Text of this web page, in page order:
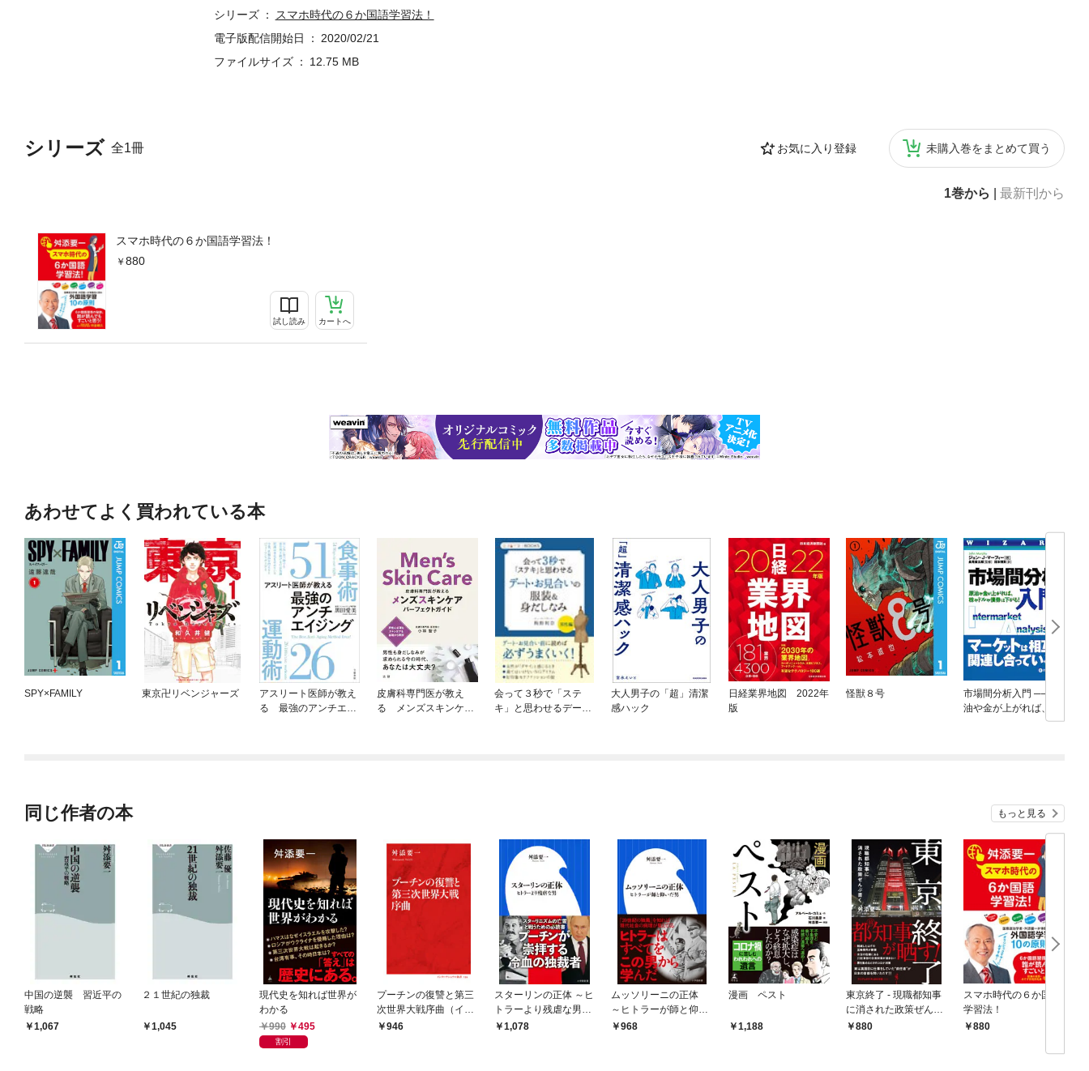
シリーズ 全1冊 お気に入り登録 未購入巻をまとめて買う
1巻から 最新刊から
スマホ時代の６か国語学習法！
880
試し読み カートへ
シリーズ
スマホ時代の６か国語学習法！
電子版配信開始日
2020/02/21
ファイルサイズ
12.75 MB
あわせてよく買われている本
SPY×FAMILY 東京卍リベンジャーズ
アスリート医師が教え
る 最強のアンチエイ
皮膚科専門医が教え
る メンズスキンケア
会って３秒で「ステ
キ」と思わせるデー
大人男子の「超」清潔
感ハック
日経業界地図 2022年
版
怪獣８号
市場間分析入門 ──原
油や金が上がれば、株
やドルや債券は下が
同じ作者の本 もっと見る
中国の逆襲 習近平の
戦略
1,067
２１世紀の独裁
1,045
現代史を知れば世界が
わかる
990
495
割引
プーチンの復讐と第三
次世界大戦序曲（イン
ターナショナル新書）
946
スターリンの正体 ～ヒ
トラーより残虐な男～
（小学館新書）
1,078
ムッソリーニの正体
～ヒトラーが師と仰い
だ男～（小学館新書）
968
漫画 ペスト
1,188
東京終了 - 現職都知事
に消された政策ぜんぶ
書く -
880
スマホ時代の６か国語
学習法！
880